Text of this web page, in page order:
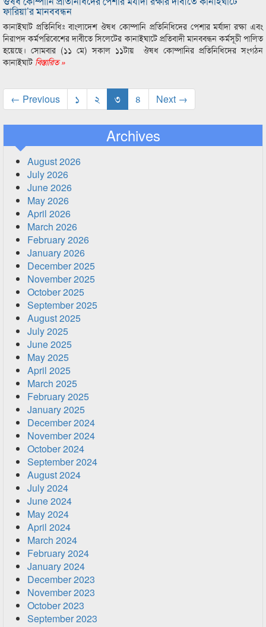
ফারিয়া’র মানববন্ধন
কানাইঘাট প্রতিনিধিঃ বাংলাদেশ ঔষধ কোম্পানি প্রতিনিধিদের পেশার মর্যাদা রক্ষা এবং
নিরাপদ কর্মপরিবেশের দাবীতে সিলেটের কানাইঘাটে প্রতিবাদী মানববন্ধন কর্মসূচী পালিত
হয়েছে। সোমবার (১১ মে) সকাল ১১টায় ঔষধ কোম্পানির প্রতিনিধিদের সংগঠন
কানাইঘাটবিস্তারিত »
← Previous ১ ২ ৩ ৪ Next →
Archives
August 2026
July 2026
June 2026
May 2026
April 2026
March 2026
February 2026
January 2026
December 2025
November 2025
October 2025
September 2025
August 2025
July 2025
June 2025
May 2025
April 2025
March 2025
February 2025
January 2025
December 2024
November 2024
October 2024
September 2024
August 2024
July 2024
June 2024
May 2024
April 2024
March 2024
February 2024
January 2024
December 2023
November 2023
October 2023
September 2023